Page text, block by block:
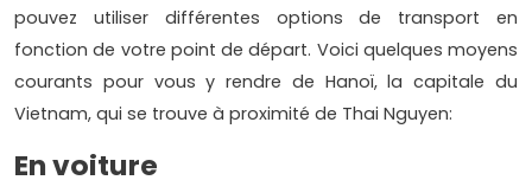
pouvez utiliser différentes options de transport en
fonction de votre point de départ. Voici quelques moyens
courants pour vous y rendre de Hanoï, la capitale du
Vietnam, qui se trouve à proximité de Thai Nguyen:
En voiture